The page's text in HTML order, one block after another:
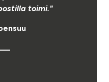
toimi."